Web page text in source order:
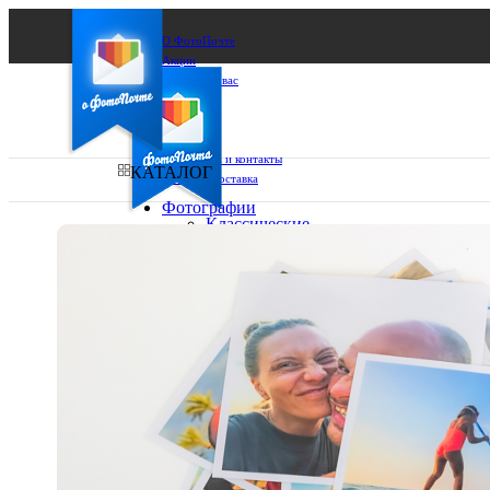
О ФотоПочте
Акции
Сделаем за вас
Бизнесу
FAQ
Франшиза
Поддержка и контакты
Оплата и доставка
Выберите из списка:
КАТАЛОГ
Фотографии
Классические
10х15
15х15
15х20
20х20
20х30
30х30
30х40
Фото
в